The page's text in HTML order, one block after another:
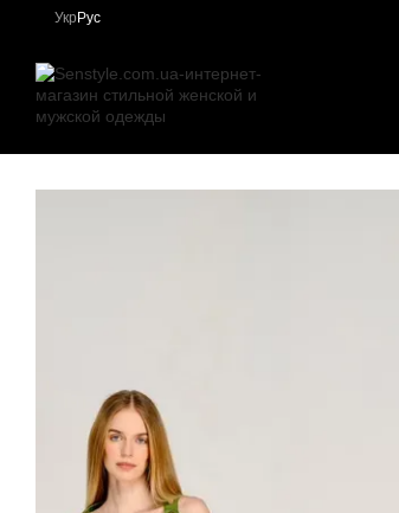
Перейти к основному контенту
Укр Рус